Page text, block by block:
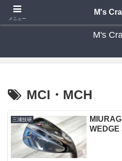
カスタムクラブ・リシャフト・修理 専
M's
MCI・MCH
三浦技研
WEDGE
メニュー
M's